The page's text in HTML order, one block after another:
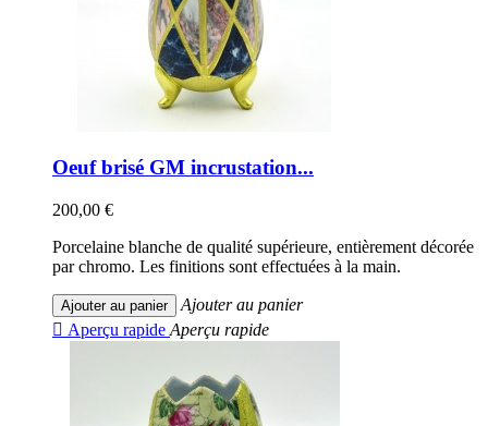
Oeuf brisé GM incrustation...
200,00 €
Porcelaine blanche de qualité supérieure, entièrement décorée
par chromo. Les finitions sont effectuées à la main.
Ajouter au panier
Ajouter au panier
 Aperçu rapide Aperçu rapide